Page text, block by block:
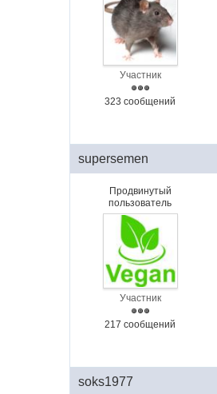
Участник
323 сообщений
supersemen
Продвинутый
пользователь
Участник
217 сообщений
soks1977